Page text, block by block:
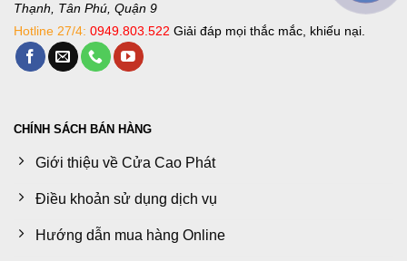
Thạnh, Tân Phú, Quận 9
Hotline 27/4: 0949.803.522 Giải đáp mọi thắc mắc, khiếu nại.
CHÍNH SÁCH BÁN HÀNG
Giới thiệu về Cửa Cao Phát
Điều khoản sử dụng dịch vụ
Hướng dẫn mua hàng Online